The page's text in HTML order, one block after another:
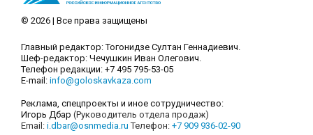
© 2026 | Все права защищены
Главный редактор: Тогонидзе Султан Геннадиевич.
Шеф-редактор: Чечушкин Иван Олегович.
Телефон редакции: +7 495 795-53-05
E-mail: info@goloskavkaza.com
Реклама, спецпроекты и иное сотрудничество:
Игорь Дбар (Руководитель отдела продаж)
Email: i.dbar@osnmedia.ru Телефон: +7 909 936-02-90